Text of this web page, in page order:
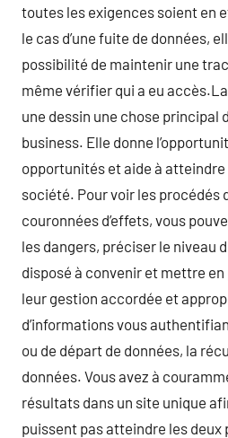
toutes les exigences soient en
le cas d’une fuite de données,
possibilité de maintenir une
même vérifier qui a eu
une dessin une chose principal
business. Elle donne
opportunités et aide à
société. Pour voir les procédés
couronnées d’effets, vous
les dangers, préciser le niveau
disposé à convenir et mettre
leur gestion accordée et
d’informations vous
ou de départ de données, la
données. Vous avez à
résultats dans un site unique
puissent pas atteindre les deux